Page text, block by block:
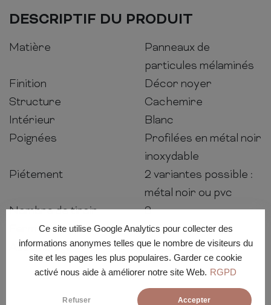
Ce site utilise Google Analytics pour collecter des
informations anonymes telles que le nombre de visiteurs du
site et les pages les plus populaires. Garder ce cookie
activé nous aide à améliorer notre site Web. RGPD
Refuser Accepter
DESCRIPTIF DU PRODUIT
Matière
Panneaux de
particules mélaminés
Finition
Décor noyer
Structure
Cachemire
Intérieur
Blanc
Poignées
Profilées en métal noir
inoxydable
Piétement
2 variantes possible :
métal noir ou pvc
Nombre de tiroir
3
Fermeture douce
Oui
Assemblage
Meuble en kit